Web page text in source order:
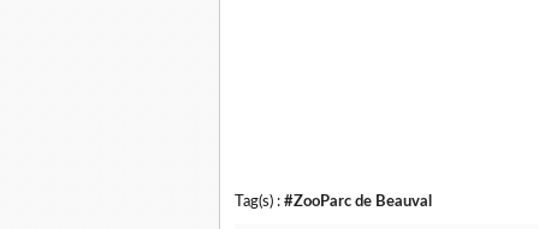
Tag(s) : #ZooParc de Beauval